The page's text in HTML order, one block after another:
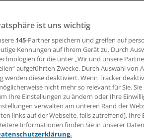
12:00 Uhr
Bundesverband
und Wearables, damit diese
können auch Schaden
Internet Days (9. Februar).
ist uns wichtig
145-Partner speichern und greifen auf
Kennungen auf Ihrem Gerät zu. Durch
für die unter „Wir und unsere
aufgeführten Zwecke. Durch Auswahl von
werden diese deaktiviert. Wenn Tracker
nicht mehr so relevant für Sie.
Ihre Einstellungen zu ändern oder Ihre
verwalten am unteren Rand der
links auf der Webseite, falls zutreffend].
Informationen finden Sie in unserer